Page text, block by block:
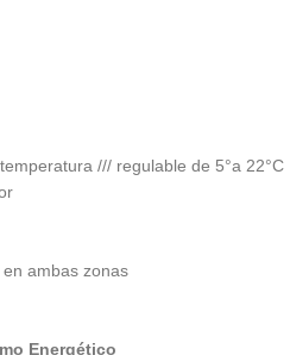
/// regulable de 5°a 22°C
ambas zonas
Energético